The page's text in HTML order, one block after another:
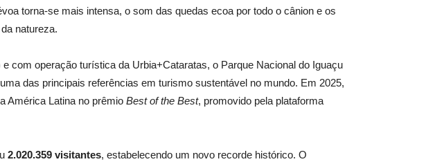
torna-se mais intensa, o som das quedas ecoa por todo o cânion e os
natureza.
com operação turística da Urbia+Cataratas, o Parque Nacional do Iguaçu
das principais referências em turismo sustentável no mundo. Em 2025,
América Latina no prêmio Best of the Best, promovido pela plataforma
2.020.359 visitantes, estabelecendo um novo recorde histórico. O